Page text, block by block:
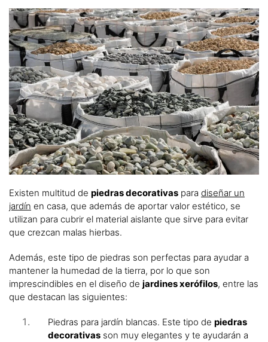
Existen multitud de piedras decorativas para diseñar un
jardín en casa, que además de aportar valor estético, se
utilizan para cubrir el material aislante que sirve para evitar
que crezcan malas hierbas.
Además, este tipo de piedras son perfectas para ayudar a
mantener la humedad de la tierra, por lo que son
imprescindibles en el diseño de jardines xerófilos, entre las
que destacan las siguientes:
Piedras para jardín blancas. Este tipo de piedras
decorativas son muy elegantes y te ayudarán a